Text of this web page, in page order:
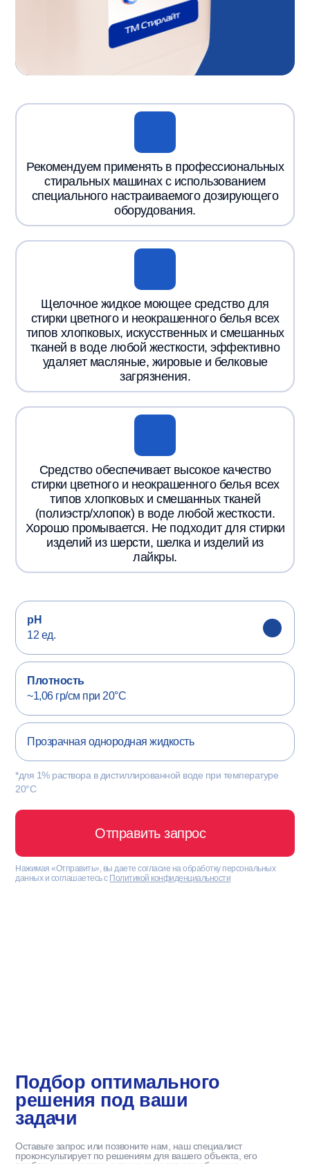
Рекомендуем применять в профессиональных
стиральных машинах с использованием
специального настраиваемого дозирующего
оборудования.
Щелочное жидкое моющее средство для
стирки цветного и неокрашенного белья всех
типов хлопковых, искусственных и смешанных
тканей в воде любой жесткости, эффективно
удаляет масляные, жировые и белковые
загрязнения.
Средство обеспечивает высокое качество
стирки цветного и неокрашенного белья всех
типов хлопковых и смешанных тканей
(полиэстр/хлопок) в воде любой жесткости.
Хорошо промывается. Не подходит для стирки
изделий из шерсти, шелка и изделий из
лайкры.
pH
12 ед.
Плотность
~1,06 гр/см при 20°С
Прозрачная однородная жидкость
*для 1% раствора в дистиллированной воде при температуре
20°С
Отправить запрос
Нажимая «Отправить», вы даете согласие на обработку персональных
данных и соглашаетесь с Политикой конфиденциальности
Подбор оптимального
решения под ваши
задачи
Оставьте запрос или позвоните нам, наш специалист
проконсультирует по решениям для вашего объекта, его